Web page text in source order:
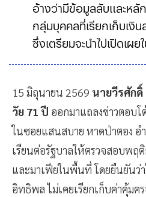
อ้างว่ามีข้อมูลลับและหลั
กลุ่มบุคคลที่เรียกเก็บเงิ
ซึ่งเตรียมจะนำไปเปิดเผย
15 มิถุนายน 2569 นายวีรศัก
วัย 71 ปี ออกมาแถลงข่าวตอบ
ในซอยแสนสบาย หาดป่าตอง อ
เรียนต่อรัฐบาลให้ตรวจสอบพฤ
และมาเฟียในพื้นที่ โดยยืนยันว่
อิทธิพล ไม่เคยเรียกเก็บค่าคุ้มค